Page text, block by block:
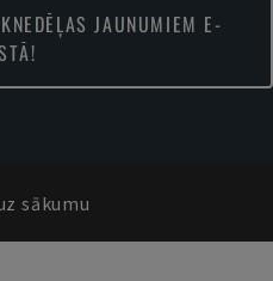
JAUNUMIEM E-
sākumu